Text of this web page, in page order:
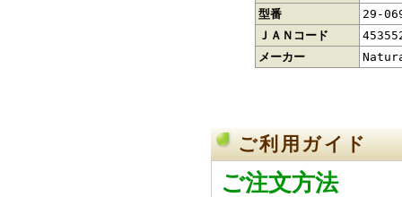
型番
29-
ＪＡＮコード
メーカー
ご利用ガイド
ご注文方法